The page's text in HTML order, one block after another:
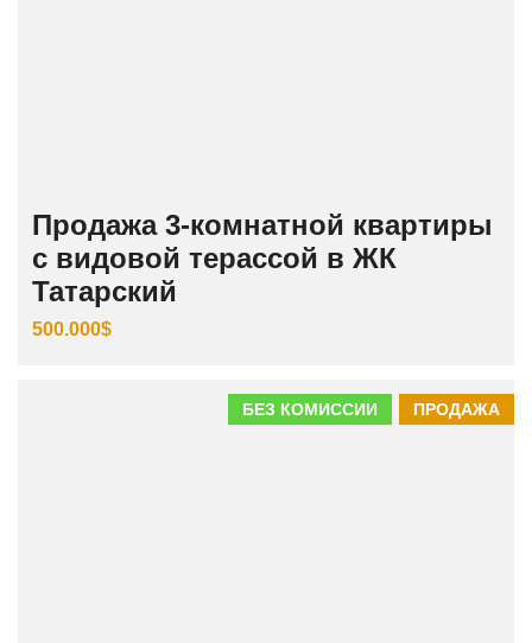
Продажа 3‑комнатной квартиры
с видовой терассой в ЖК
Татарский
500.000$
ПРОДАЖА
БЕЗ КОМИССИИ